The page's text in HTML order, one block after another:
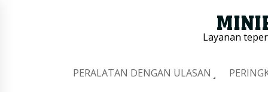
Layanan
PERALATAN DENGAN ULASAN